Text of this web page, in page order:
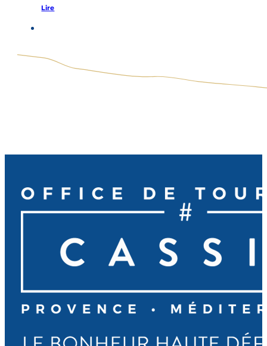
Lire